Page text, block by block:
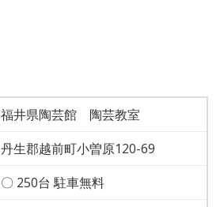
福井県陶芸館 陶芸教室
丹生郡越前町小曽原120-69
〇 250台 駐車無料